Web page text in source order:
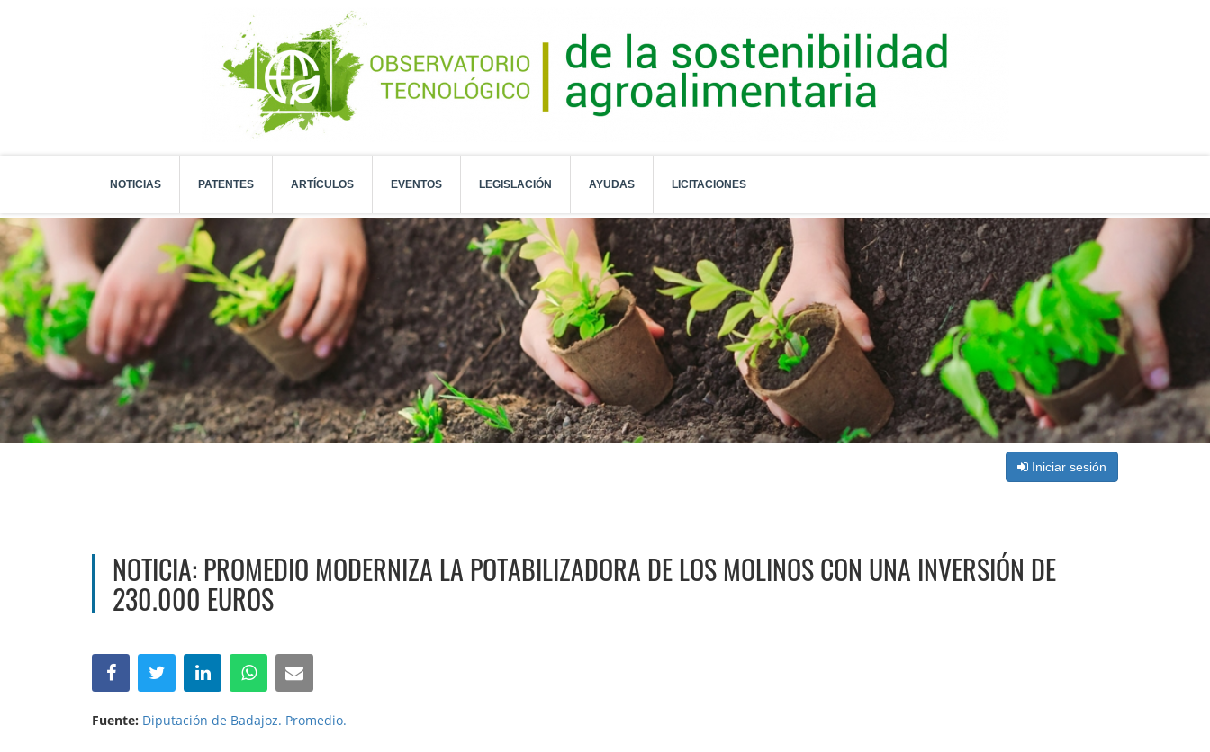
NOTICIAS PATENTES ARTÍCULOS EVENTOS LEGISLACIÓN AYUDAS LICITACIONES
Iniciar sesión
NOTICIA: PROMEDIO MODERNIZA LA POTABILIZADORA DE LOS MOLINOS CON UNA INVERSIÓN DE
230.000 EUROS
Fuente: Diputación de Badajoz. Promedio.